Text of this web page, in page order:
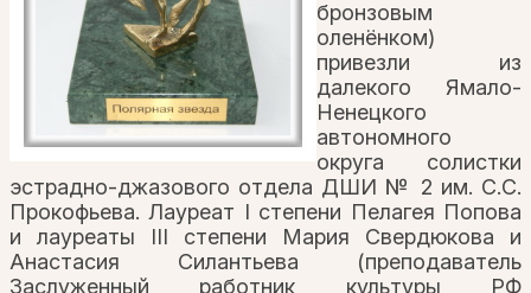
бронзовым
оленёнком)
привезли из
далекого Ямало-
Ненецкого
автономного
округа солистки
эстрадно-джазового отдела ДШИ № 2 им. С.С.
Прокофьева. Лауреат I степени Пелагея Попова
и лауреаты III степени Мария Свердюкова и
Анастасия Силантьева (преподаватель
Заслуженный работник культуры РФ